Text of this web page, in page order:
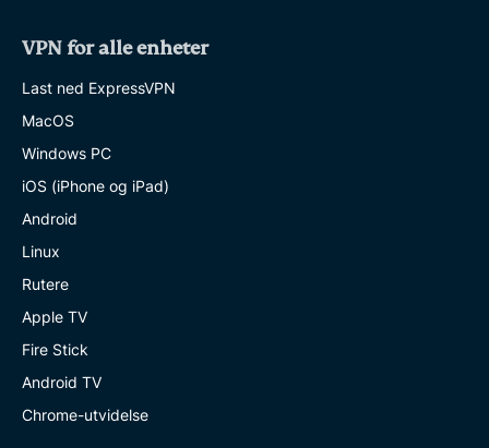
VPN for alle enheter
Last ned ExpressVPN
MacOS
Windows PC
iOS (iPhone og iPad)
Android
Linux
Rutere
Apple TV
Fire Stick
Android TV
Chrome-utvidelse